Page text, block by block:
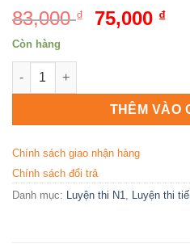
83,000₫
Giá
75,000 ₫
Còn hàng
Bộ Đề Thi Thử N1 - Sách luyện
THÊM VÀO
Chính sách giao nhận hàng
Chính sách đổi trả
Danh mục: Luyện thi N1 Luyện thi